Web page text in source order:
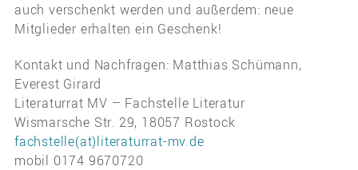
auch verschenkt werden und außerdem: neue
Mitglieder erhalten ein Geschenk!
Kontakt und Nachfragen: Matthias Schümann,
Everest Girard
Literaturrat MV – Fachstelle Literatur
Wismarsche Str. 29, 18057 Rostock
fachstelle(at)literaturrat-mv.de
mobil 0174 9670720